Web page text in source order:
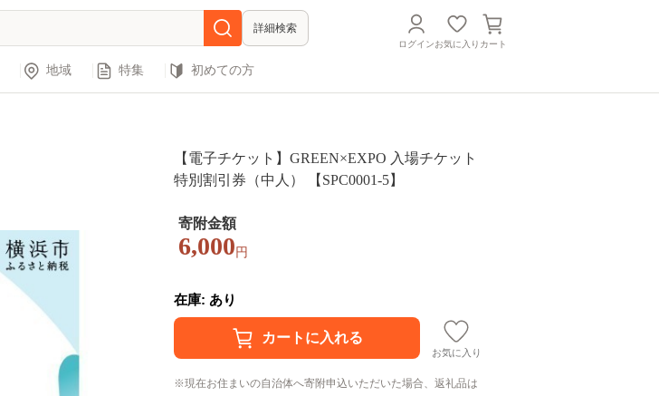
詳細検索
ログインお気に入り カート
地域 特集 初めての方
【電子チケット】GREEN×EXPO 入場チケット
特別割引券（中人） 【SPC0001-5】
寄附金額
6,000 円
在庫: あり
お気に入り
現在お住まいの自治体へ寄附申込いただいた場合、返礼品は